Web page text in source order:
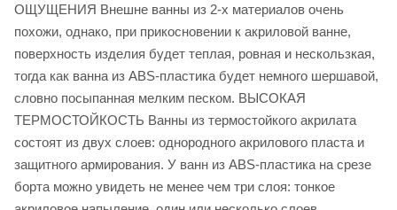
ОЩУЩЕНИЯ Внешне ванны из 2-х материалов очень
похожи, однако, при прикосновении к акриловой ванне,
поверхность изделия будет теплая, ровная и нескользкая,
тогда как ванна из ABS-пластика будет немного шершавой,
словно посыпанная мелким песком. ВЫСОКАЯ
ТЕРМОСТОЙКОСТЬ Ванны из термостойкого акрилата
состоят из двух слоев: однородного акрилового пласта и
защитного армирования. У ванн из ABS-пластика на срезе
борта можно увидеть не менее чем три слоя: тонкое